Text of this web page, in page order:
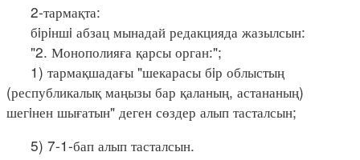
2-тармақта:
бiрiншi абзац мынадай редакцияда жазылсын:
"2. Монополияға қарсы орган:";
1) тармақшадағы "шекарасы бiр облыстың
(республикалық маңызы бар қаланың, астананың)
шегiнен шығатын" деген сөздер алып тасталсын;
5) 7-1-бап алып тасталсын.